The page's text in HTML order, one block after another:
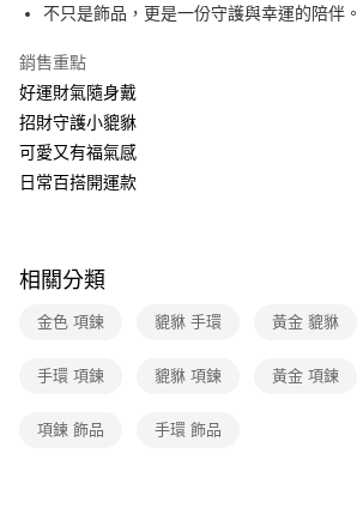
免運費
不只是飾品，更是一份守護與幸運的陪伴。
銷售重點
好運財氣隨身戴
招財守護小貔貅
可愛又有福氣感
日常百搭開運款
相關分類
金色 項鍊 貔貅 手環 黃金 貔貅
手環 項鍊 貔貅 項鍊 黃金 項鍊
項鍊 飾品 手環 飾品